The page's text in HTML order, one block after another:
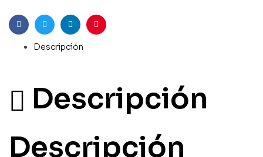
FacebookTwitterLinkedinPinterest
Descripción
Descripción
Descripción